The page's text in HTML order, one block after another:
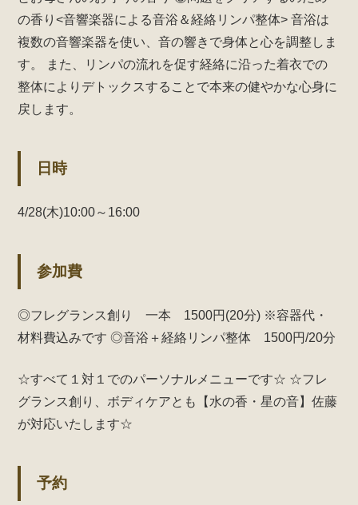
の香り<音響楽器による音浴＆経絡リンパ整体> 音浴は
複数の音響楽器を使い、音の響きで身体と心を調整しま
す。
また、リンパの流れを促す経絡に沿った着衣での
整体によりデトックスすることで本来の健やかな心身に
戻します。
日時
4/28(木)10:00～16:00
参加費
◎フレグランス創り 一本 1500円(20分) ※容器代・
材料費込みです ◎音浴＋経絡リンパ整体 1500円/20分
☆すべて１対１でのパーソナルメニューです☆ ☆フレ
グランス創り、ボディケアとも【水の香・星の音】佐藤
が対応いたします☆
予約